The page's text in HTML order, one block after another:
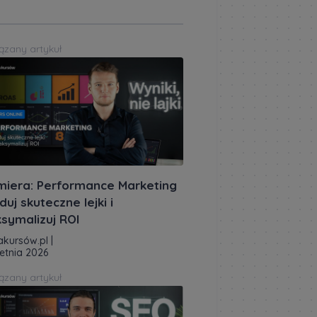
artykuł
Performance Marketing
skuteczne lejki i
ROI
2026
artykuł